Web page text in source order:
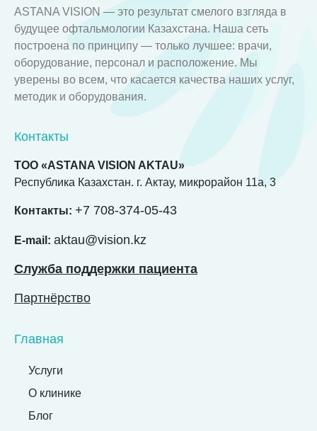
ASTANA VISION — это результат смелого взгляда в
будущее офтальмологии Казахстана. Наша сеть
построена по принципу — только лучшее: врачи,
оборудование, персонал и расположение. Мы
уверены во всем, что касается качества наших услуг,
методик и оборудования.
Контакты
ТОО «ASTANA VISION AKTAU»
Республика Казахстан. г. Актау, микрорайон 11а, 3
Контакты: +7 708-374-05-43
E-mail: aktau@vision.kz
Служба поддержки пациента
Партнёрство
Главная
Услуги
О клинике
Блог